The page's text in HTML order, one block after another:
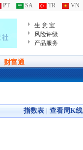
PT SA TR VN
生 意 宝
风险评级
产品服务
财富通
指数表 查看周K线